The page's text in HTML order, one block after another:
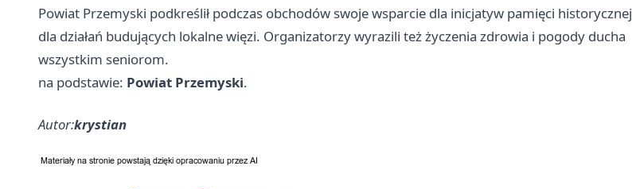
Powiat Przemyski podkreślił podczas obchodów swoje wsparcie dla inicjatyw pamięci
dla działań budujących lokalne więzi. Organizatorzy wyrazili też życzenia zdrowia i pogody ducha
wszystkim seniorom.
na podstawie: Powiat Przemyski.
Autor:krystian